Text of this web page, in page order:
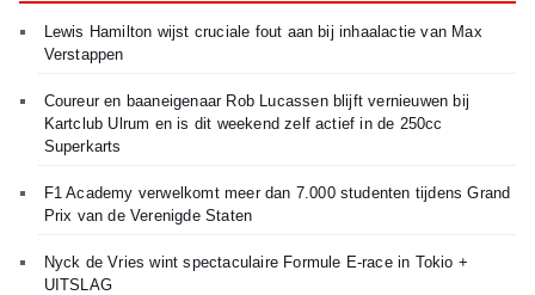
Lewis Hamilton wijst cruciale fout aan bij inhaalactie van Max
Verstappen
Coureur en baaneigenaar Rob Lucassen blijft vernieuwen bij
Kartclub Ulrum en is dit weekend zelf actief in de 250cc
Superkarts
F1 Academy verwelkomt meer dan 7.000 studenten tijdens Grand
Prix van de Verenigde Staten
Nyck de Vries wint spectaculaire Formule E-race in Tokio +
UITSLAG